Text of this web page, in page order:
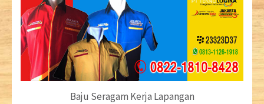
Baju Seragam Kerja Lapangan